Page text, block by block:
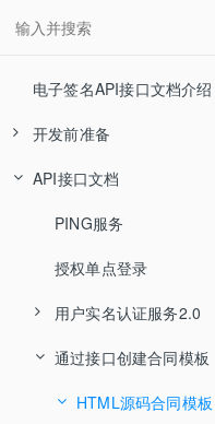
电子签名API接口文档介绍
开发前准备
开发前必读
接口交互时序图
API接口文档
PING服务
授权单点登录
用户实名认证服务2.0
取消授权2.0
通过接口创建合同模板
HTML源码合同模板